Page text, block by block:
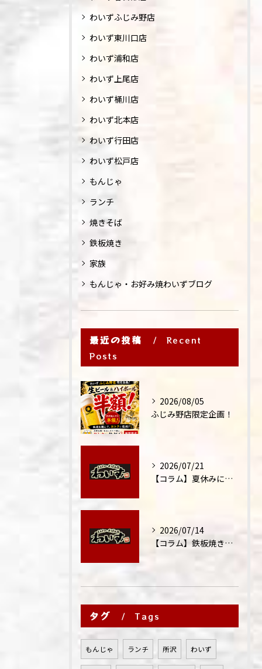
わいずふじみ野店
わいず東川口店
わいず浦和店
わいず上尾店
わいず桶川店
わいず北本店
わいず行田店
わいず松戸店
もんじゃ
ランチ
焼きそば
鉄板焼き
家族
もんじゃ・お好み焼わいずブログ
最近の投稿
Recent
Posts
2026/08/05
ふじみ野店限定企画！
2026/07/21
【コラム】夏休みに家族外食が増える理由
2026/07/14
【コラム】鉄板焼きが"コミュニケーション飯"と呼ばれる理由
タグ Tags
もんじゃ ランチ 所沢 わいず